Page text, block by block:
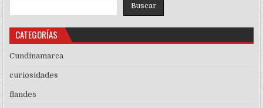
Buscar
CATEGORÍAS
Cundinamarca
curiosidades
flandes